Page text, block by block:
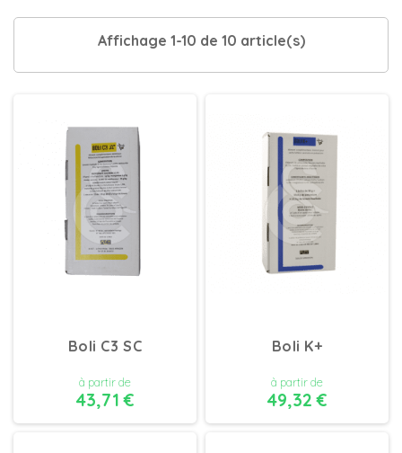
Affichage 1-10 de 10 article(s)
Boli C3 SC
à partir de
43,71 €
Boli K+
à partir de
49,32 €